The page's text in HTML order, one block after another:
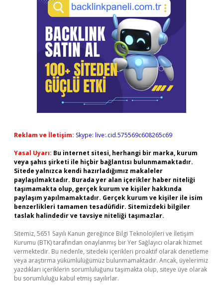
Reklam ve İletişim: Skype: live:.cid.575569c608265c69
Yasal Uyarı: Bu internet sitesi, herhangi bir marka, kurum
veya şahıs şirketi ile hiçbir bağlantısı bulunmamaktadır.
Sitede yalnızca kendi hazırladığımız makaleler
paylaşılmaktadır. Burada yer alan içerikler haber niteliği
taşımamakta olup, gerçek kurum ve kişiler hakkında
paylaşım yapılmamaktadır. Gerçek kurum ve kişiler ile isim
benzerlikleri tamamen tesadüfidir. Sitemizdeki bilgiler
taslak halindedir ve tavsiye niteliği taşımazlar.
Sitemiz, 5651 Sayılı Kanun gereğince Bilgi Teknolojileri ve İletişim
Kurumu (BTK) tarafından onaylanmış bir Yer Sağlayıcı olarak hizmet
vermektedir. Bu nedenle, sitedeki içerikleri proaktif olarak denetleme
veya araştırma yükümlülüğümüz bulunmamaktadır. Ancak, üyelerimiz
yazdıkları içeriklerin sorumluluğunu taşımakta olup, siteye üye olarak
bu sorumluluğu kabul etmiş sayılırlar.